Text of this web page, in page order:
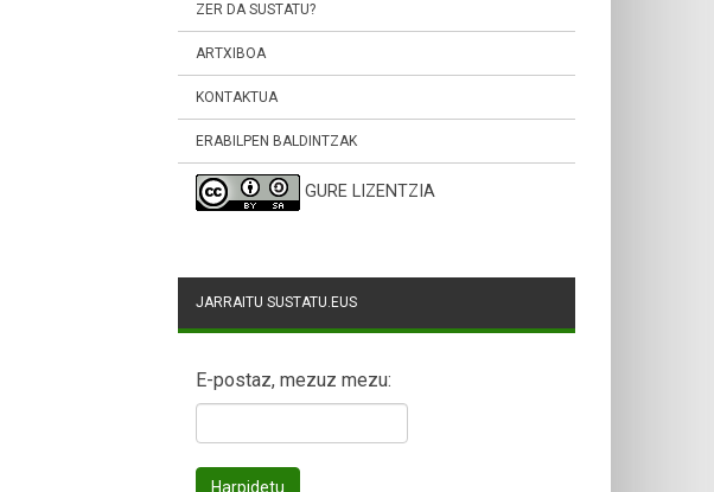
ZER DA SUSTATU?
ARTXIBOA
KONTAKTUA
ERABILPEN BALDINTZAK
GURE LIZENTZIA
JARRAITU SUSTATU.EUS
E-postaz, mezuz mezu: